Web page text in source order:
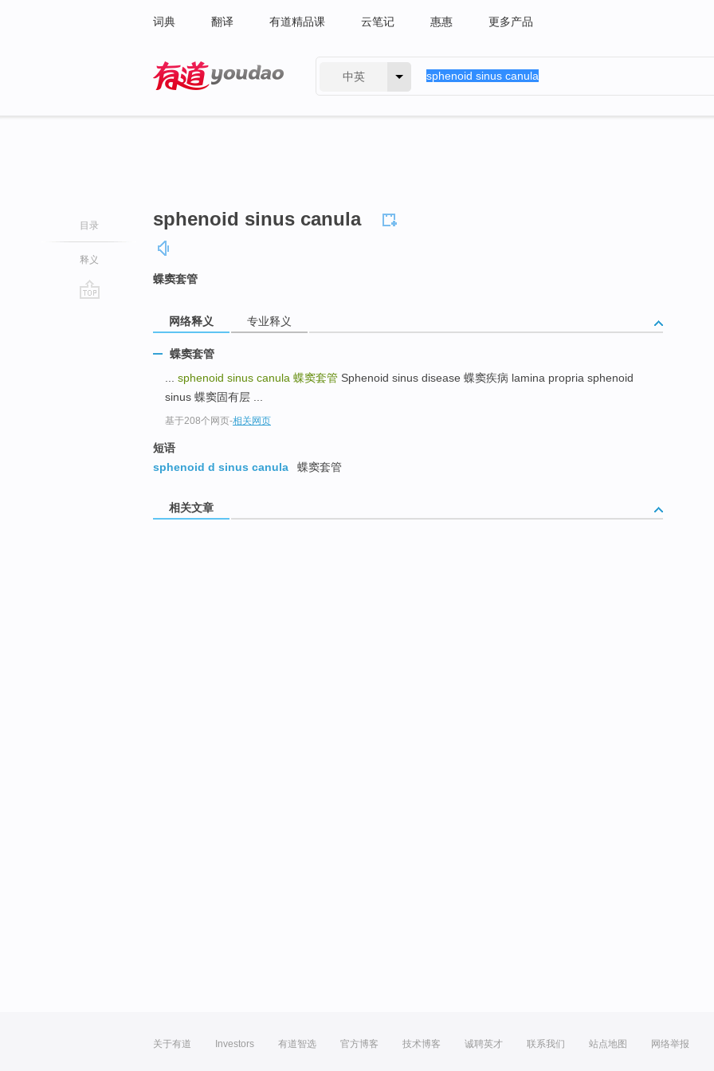
词典 翻译 有道精品课 云笔记 惠惠 更多产品
中英
目录
释义
sphenoid sinus canula
蝶窦套管
网络释义 专业释义
蝶窦套管
sphenoid sinus canula 蝶窦套管 Sphenoid sinus disease 蝶窦疾病 lamina propria sphenoid
sinus 蝶窦固有层 ...
基于208个网页-相关网页
短语
sphenoid d sinus canula
蝶窦套管
相关文章
关于有道 Investors 有道智选 官方博客 技术博客 诚聘英才 联系我们 站点地图 网络举报